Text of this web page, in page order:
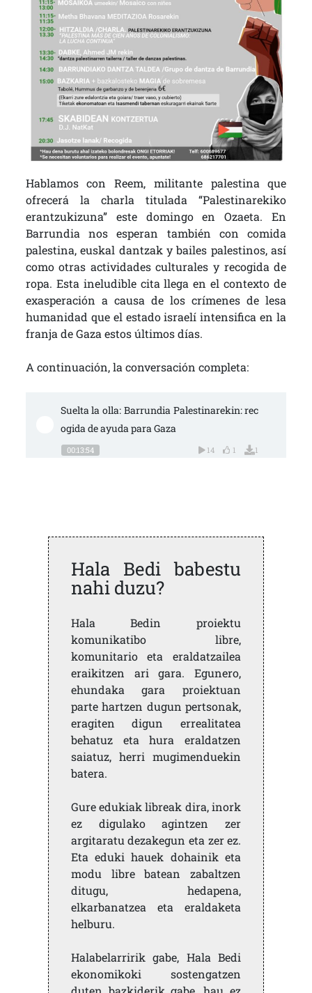
Hablamos con Reem, militante palestina que
ofrecerá la charla titulada “Palestinarekiko
erantzukizuna” este domingo en Ozaeta. En
Barrundia nos esperan también con comida
palestina, euskal dantzak y bailes palestinos, así
como otras actividades culturales y recogida de
ropa. Esta ineludible cita llega en el contexto de
exasperación a causa de los crímenes de lesa
humanidad que el estado israelí intensifica en la
franja de Gaza estos últimos días.
A continuación, la conversación completa:
Suelta la olla: Barrundia Palestinarekin: rec
ogida de ayuda para Gaza
00:13:54 14 1 1
Hala Bedi babestu
nahi duzu?
Hala Bedin proiektu
komunikatibo libre,
komunitario eta eraldatzailea
eraikitzen ari gara. Egunero,
ehundaka gara proiektuan
parte hartzen dugun pertsonak,
eragiten digun errealitatea
behatuz eta hura eraldatzen
saiatuz, herri mugimenduekin
batera.
Gure edukiak libreak dira, inork
ez digulako agintzen zer
argitaratu dezakegun eta zer ez.
Eta eduki hauek dohainik eta
modu libre batean zabaltzen
ditugu, hedapena,
elkarbanatzea eta eraldaketa
helburu.
Halabelarririk gabe, Hala Bedi
ekonomikoki sostengatzen